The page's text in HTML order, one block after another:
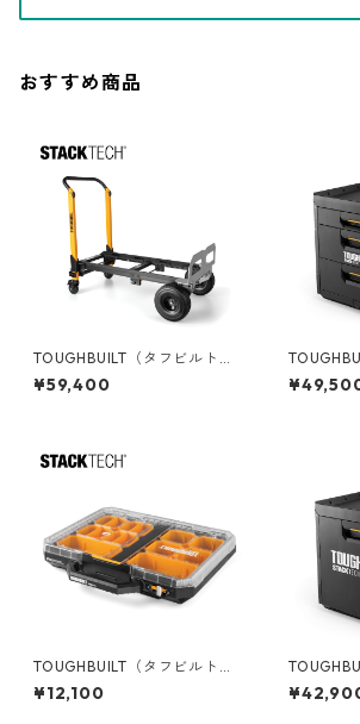
おすすめ商品
TOUGHBUILT（タフビルト）S
TACK TECH(スタックテック)
コンバーチブルハンドトラッ
¥59,400
TACK
ウィール
TOUGHBUILT（タフビルト）S
TACK TECH(スタックテック)
オーガナイザー TB-B1-O-10
¥12,100
TACK
ウィール